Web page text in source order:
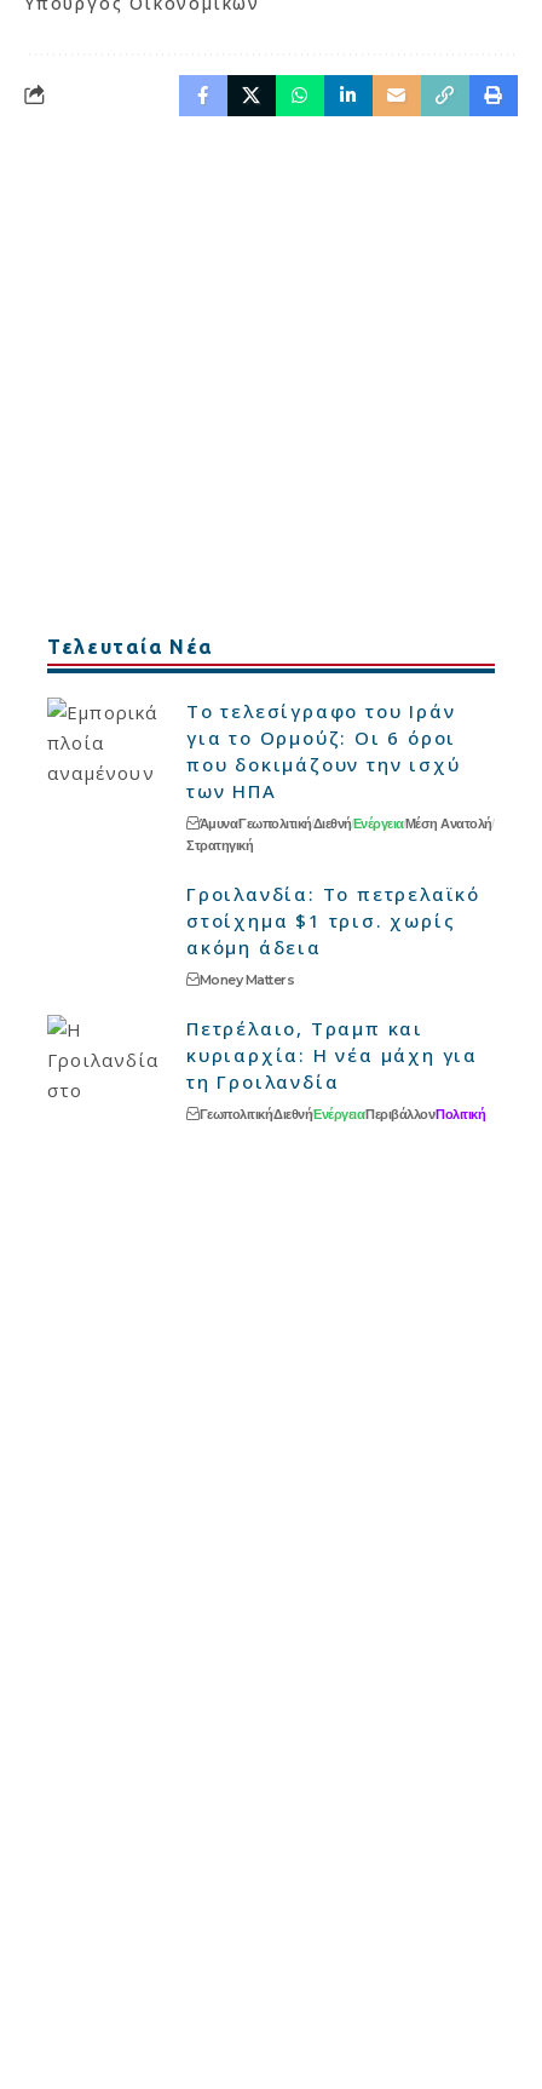
Τελευταία Νέα
Το τελεσίγραφο του Ιράν
για το Ορμούζ: Οι 6 όροι
που δοκιμάζουν την ισχύ
των ΗΠΑ
ΆμυναΓεωπολιτικήΔιεθνήΕνέργειαΜέση Ανατολή
Στρατηγική
Γροιλανδία: Το πετρελαϊκό
στοίχημα $1 τρισ. χωρίς
ακόμη άδεια
Money Matters
Πετρέλαιο, Τραμπ και
κυριαρχία: Η νέα μάχη για
τη Γροιλανδία
ΓεωπολιτικήΔιεθνήΕνέργειαΠεριβάλλονΠολιτική